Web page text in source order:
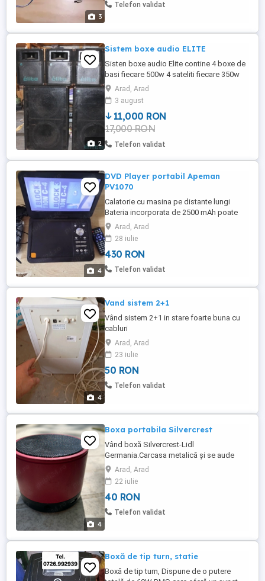
3
Telefon validat
2
Sistem boxe audio ELITE
Sisten boxe audio Elite contine 4 boxe de
basi fiecare 500w 4 sateliti fiecare 350w
Arad, Arad
3 august
11,000 RON
17,000 RON
Telefon validat
4
DVD Player portabil Apeman
PV1070
Calatorie cu masina pe distante lungi
Bateria incorporata de 2500 mAh poate
asigura aproximativ 6 ore de utilizare.
Optiunile de incarcator auto si incarcator
de perete va asigura ca il puteti utiliza
pentru o perioada mai lunga de timp
oricand si oriunde. Permiteti copiilor dvs.
Arad, Arad
28 iulie
430 RON
Telefon validat
4
Vand sistem 2+1
Vând sistem 2+1 in stare foarte buna cu
cabluri
Arad, Arad
23 iulie
50 RON
Telefon validat
4
Boxa portabila Silvercrest
Vând boxă Silvercrest-Lidl
Germania.Carcasa metalică și se aude
foarte bine.
Arad, Arad
22 iulie
40 RON
Telefon validat
Boxă de tip turn, statie
Boxă de tip turn, Dispune de o putere